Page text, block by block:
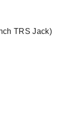
TRS Jack)